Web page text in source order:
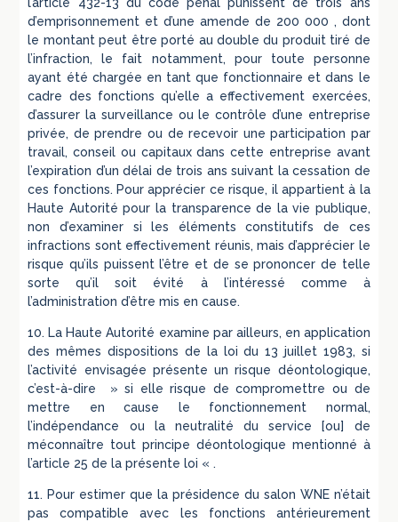
l’article 432-13 du code pénal punissent de trois ans
d’emprisonnement et d’une amende de 200 000 , dont
le montant peut être porté au double du produit tiré de
l’infraction, le fait notamment, pour toute personne
ayant été chargée en tant que fonctionnaire et dans le
cadre des fonctions qu’elle a effectivement exercées,
d’assurer la surveillance ou le contrôle d’une entreprise
privée, de prendre ou de recevoir une participation par
travail, conseil ou capitaux dans cette entreprise avant
l’expiration d’un délai de trois ans suivant la cessation de
ces fonctions. Pour apprécier ce risque, il appartient à la
Haute Autorité pour la transparence de la vie publique,
non d’examiner si les éléments constitutifs de ces
infractions sont effectivement réunis, mais d’apprécier le
risque qu’ils puissent l’être et de se prononcer de telle
sorte qu’il soit évité à l’intéressé comme à
l’administration d’être mis en cause.
10. La Haute Autorité examine par ailleurs, en application
des mêmes dispositions de la loi du 13 juillet 1983, si
l’activité envisagée présente un risque déontologique,
c’est-à-dire » si elle risque de compromettre ou de
mettre en cause le fonctionnement normal,
l’indépendance ou la neutralité du service [ou] de
méconnaître tout principe déontologique mentionné à
l’article 25 de la présente loi « .
11. Pour estimer que la présidence du salon WNE n’était
pas compatible avec les fonctions antérieurement